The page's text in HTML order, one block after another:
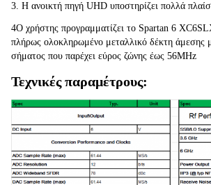
3. Η ανοικτή πηγή UHD υποστηρίζει πολλά
4Ο χρήστης προγραμματίζει το Spartan 6
πλήρως ολοκληρωμένο μεταλλικό δέκτη άμεσης
σήματος που παρέχει εύρος ζώνης έως 56MHz
Τεχνικές παραμέτρους: